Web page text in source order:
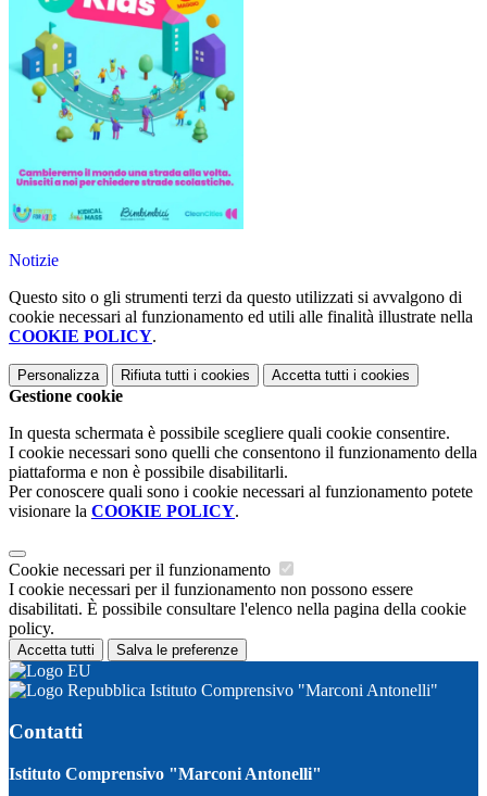
Notizie
Questo sito o gli strumenti terzi da questo utilizzati si avvalgono di
cookie necessari al funzionamento ed utili alle finalità illustrate nella
COOKIE POLICY.
Personalizza Rifiuta tutti i cookies Accetta tutti i cookies
Gestione cookie
In questa schermata è possibile scegliere quali cookie consentire.
I cookie necessari sono quelli che consentono il funzionamento della
piattaforma e non è possibile disabilitarli.
Per conoscere quali sono i cookie necessari al funzionamento potete
visionare la COOKIE POLICY.
Cookie necessari per il funzionamento
I cookie necessari per il funzionamento non possono essere
disabilitati. È possibile consultare l'elenco nella pagina della cookie
policy.
Accetta tutti Salva le preferenze
Istituto Comprensivo "Marconi Antonelli"
Contatti
Istituto Comprensivo "Marconi Antonelli"